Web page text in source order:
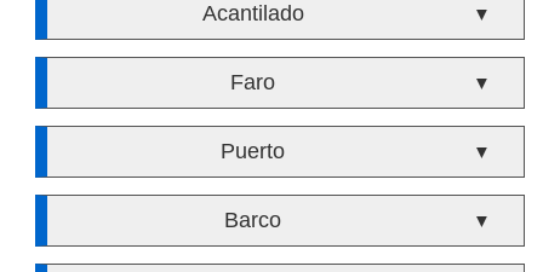
Acantilado ▼
Faro ▼
Puerto ▼
Barco ▼